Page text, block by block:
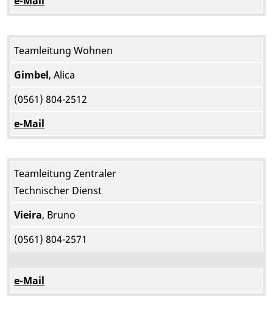
Teamleitung Wohnen
Gimbel, Alica
(0561) 804-2512
e-Mail
Teamleitung Zentraler
Technischer Dienst
Vieira, Bruno
(0561) 804-2571
e-Mail